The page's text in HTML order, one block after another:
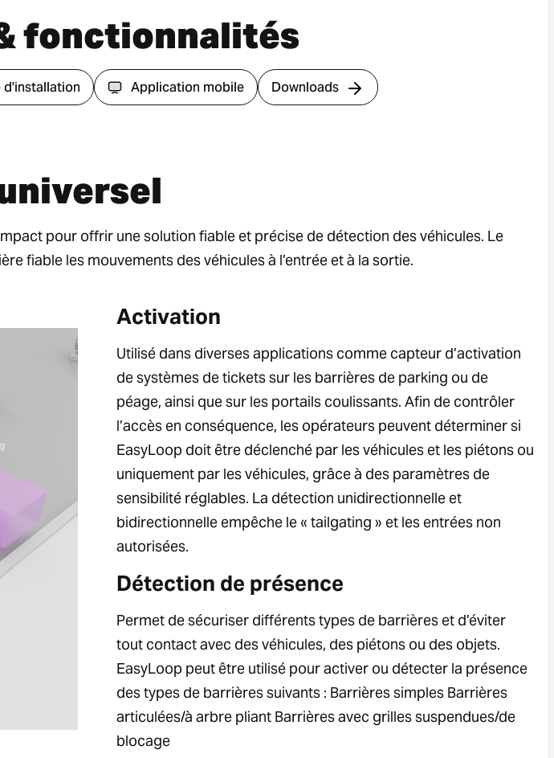
fonctionnalités
d'installation Application mobile Downloads
pour offrir une solution fiable et précise de détection des véhicules. Le
fiable les mouvements des véhicules à l’entrée et à la sortie.
Activation
Utilisé dans diverses applications comme capteur d’activation
de systèmes de tickets sur les barrières de parking ou de
péage, ainsi que sur les portails coulissants. Afin de contrôler
l’accès en conséquence, les opérateurs peuvent déterminer si
EasyLoop doit être déclenché par les véhicules et les piétons ou
uniquement par les véhicules, grâce à des paramètres de
sensibilité réglables. La détection unidirectionnelle et
bidirectionnelle empêche le « tailgating » et les entrées non
autorisées.
Détection de présence
Permet de sécuriser différents types de barrières et d’éviter
tout contact avec des véhicules, des piétons ou des objets.
EasyLoop peut être utilisé pour activer ou détecter la présence
des types de barrières suivants : Barrières simples Barrières
articulées/à arbre pliant Barrières avec grilles suspendues/de
blocage